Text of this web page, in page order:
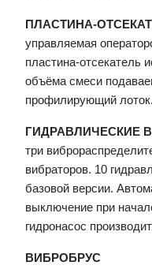
ПЛАСТИНА-
управляемая
пластина-отсекатель
объёма смеси
профилирующий лоток.
ГИДРАВЛИЧЕСКИЕ
три
вибраторов. 10
базовой версии.
выключение при
гидронасос
ВИБРОБРУС